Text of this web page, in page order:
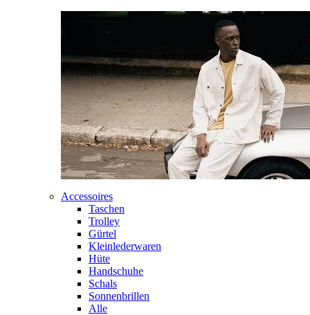
Accessoires
Taschen
Trolley
Gürtel
Kleinlederwaren
Hüte
Handschuhe
Schals
Sonnenbrillen
Alle